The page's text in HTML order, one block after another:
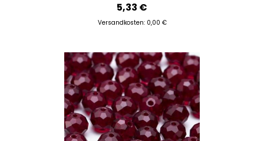
5,33 €
Versandkosten: 0,00 €